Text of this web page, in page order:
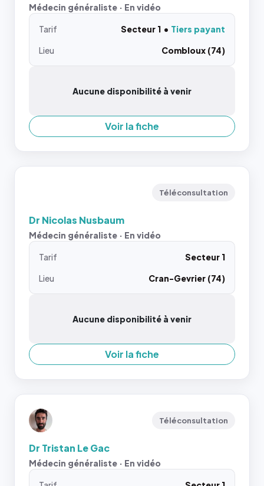
Médecin généraliste · En vidéo
Tarif Secteur 1
Tiers payant
Lieu
Combloux (74)
Aucune disponibilité à venir
Voir la fiche
Téléconsultation
Dr Nicolas Nusbaum
Médecin généraliste · En vidéo
Tarif
Secteur 1
Lieu
Cran-Gevrier (74)
Aucune disponibilité à venir
Voir la fiche
Téléconsultation
Dr Tristan Le Gac
Médecin généraliste · En vidéo